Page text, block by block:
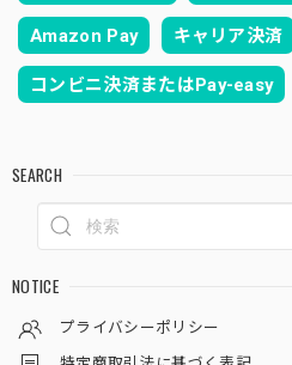
Amazon Pay キャリア決済
コンビニ決済またはPay-easy
SEARCH
NOTICE
プライバシーポリシー